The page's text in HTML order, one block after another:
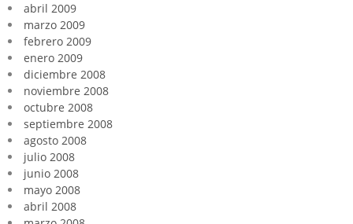
abril 2009
marzo 2009
febrero 2009
enero 2009
diciembre 2008
noviembre 2008
octubre 2008
septiembre 2008
agosto 2008
julio 2008
junio 2008
mayo 2008
abril 2008